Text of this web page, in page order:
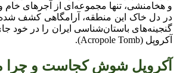
و هخامنشی، تنها مجموعه‌ای از آجر‌های خام
در دل خاک این منطقه، آرامگاهی کشف
گنجینه‌های باستان‌شناسی ایران را در خود
آکروپل (Acropole Tomb).
آکروپل شوش کجاست و